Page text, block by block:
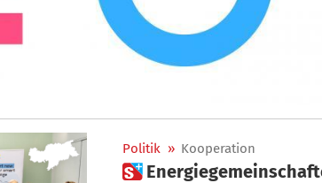
Politik » Kooperation
